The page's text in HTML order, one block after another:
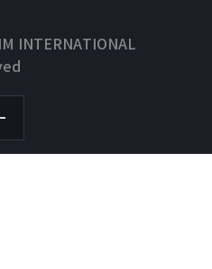
INTERNATIONAL